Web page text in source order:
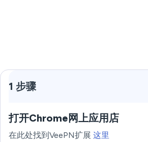
1 步骤
打开Chrome网上应用店
在此处找到VeePN扩展 这里